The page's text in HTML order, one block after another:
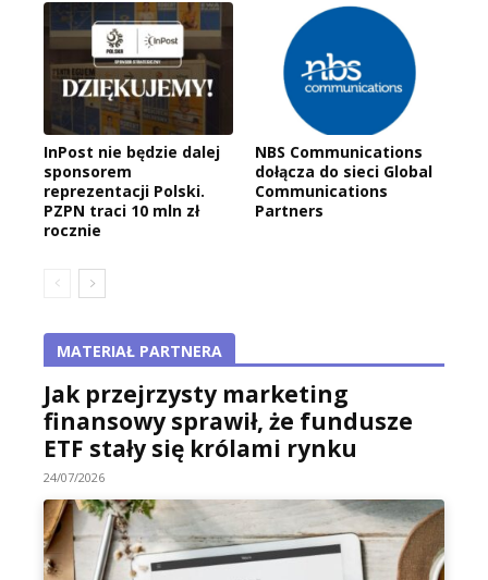
InPost nie będzie dalej
sponsorem
reprezentacji Polski.
PZPN traci 10 mln zł
rocznie
NBS Communications
dołącza do sieci Global
Communications
Partners
MATERIAŁ PARTNERA
Jak przejrzysty marketing
finansowy sprawił, że fundusze
ETF stały się królami rynku
24/07/2026